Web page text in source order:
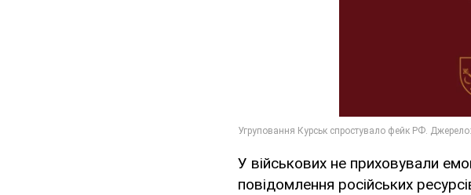
У військових не приховували
повідомлення російських